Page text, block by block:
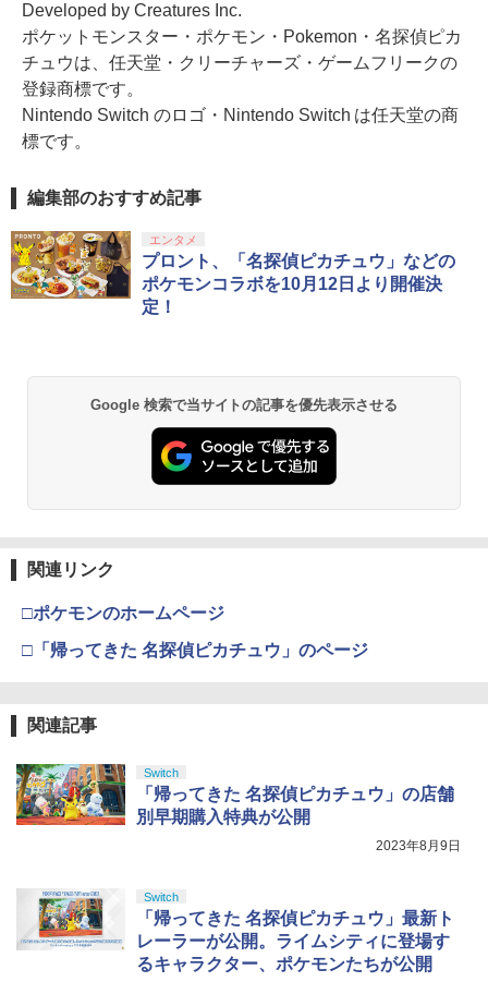
Developed by Creatures Inc.
ポケットモンスター・ポケモン・Pokemon・名探偵ピカ
チュウは、任天堂・クリーチャーズ・ゲームフリークの
登録商標です。
Nintendo Switch のロゴ・Nintendo Switch は任天堂の商
標です。
編集部のおすすめ記事
エンタメ
プロント、「名探偵ピカチュウ」などの
ポケモンコラボを10月12日より開催決
定！
Google 検索で当サイトの記事を優先表示させる
関連リンク
□ポケモンのホームページ
□「帰ってきた 名探偵ピカチュウ」のページ
関連記事
Switch
「帰ってきた 名探偵ピカチュウ」の店舗
別早期購入特典が公開
2023年8月9日
Switch
「帰ってきた 名探偵ピカチュウ」最新ト
レーラーが公開。ライムシティに登場す
るキャラクター、ポケモンたちが公開